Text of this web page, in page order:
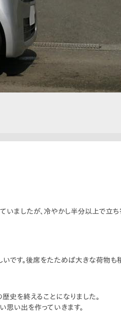
いましたが、冷やかし半分以上で立
です。後席をたためば大きな荷物も
史を終えることになりました。
い出を作っていきます。